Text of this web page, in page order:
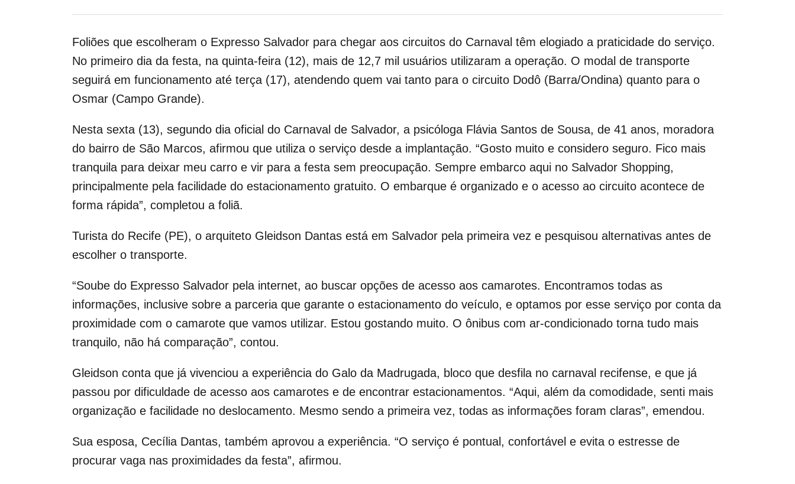
Foliões que escolheram o Expresso Salvador para chegar aos circuitos do Carnaval têm elogiado a praticidade do serviço.
No primeiro dia da festa, na quinta-feira (12), mais de 12,7 mil usuários utilizaram a operação. O modal de transporte
seguirá em funcionamento até terça (17), atendendo quem vai tanto para o circuito Dodô (Barra/Ondina) quanto para o
Osmar (Campo Grande).
Nesta sexta (13), segundo dia oficial do Carnaval de Salvador, a psicóloga Flávia Santos de Sousa, de 41 anos, moradora
do bairro de São Marcos, afirmou que utiliza o serviço desde a implantação. “Gosto muito e considero seguro. Fico mais
tranquila para deixar meu carro e vir para a festa sem preocupação. Sempre embarco aqui no Salvador Shopping,
principalmente pela facilidade do estacionamento gratuito. O embarque é organizado e o acesso ao circuito acontece de
forma rápida”, completou a foliã.
Turista do Recife (PE), o arquiteto Gleidson Dantas está em Salvador pela primeira vez e pesquisou alternativas antes de
escolher o transporte.
“Soube do Expresso Salvador pela internet, ao buscar opções de acesso aos camarotes. Encontramos todas as
informações, inclusive sobre a parceria que garante o estacionamento do veículo, e optamos por esse serviço por conta da
proximidade com o camarote que vamos utilizar. Estou gostando muito. O ônibus com ar-condicionado torna tudo mais
tranquilo, não há comparação”, contou.
Gleidson conta que já vivenciou a experiência do Galo da Madrugada, bloco que desfila no carnaval recifense, e que já
passou por dificuldade de acesso aos camarotes e de encontrar estacionamentos. “Aqui, além da comodidade, senti mais
organização e facilidade no deslocamento. Mesmo sendo a primeira vez, todas as informações foram claras”, emendou.
Sua esposa, Cecília Dantas, também aprovou a experiência. “O serviço é pontual, confortável e evita o estresse de
procurar vaga nas proximidades da festa”, afirmou.